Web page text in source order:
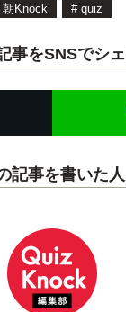
朝Knock # quiz
事をSNSでシ
記事を書いた人